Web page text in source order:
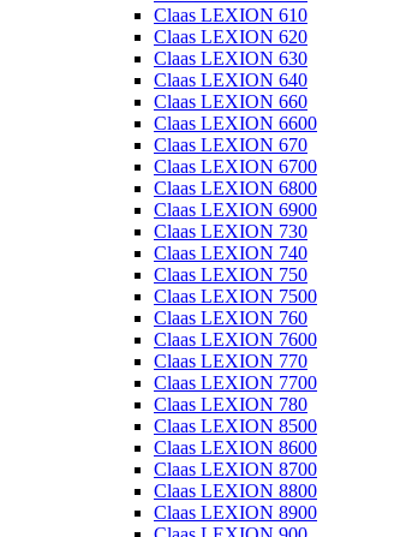
Claas LEXION 610
Claas LEXION 620
Claas LEXION 630
Claas LEXION 640
Claas LEXION 660
Claas LEXION 6600
Claas LEXION 670
Claas LEXION 6700
Claas LEXION 6800
Claas LEXION 6900
Claas LEXION 730
Claas LEXION 740
Claas LEXION 750
Claas LEXION 7500
Claas LEXION 760
Claas LEXION 7600
Claas LEXION 770
Claas LEXION 7700
Claas LEXION 780
Claas LEXION 8500
Claas LEXION 8600
Claas LEXION 8700
Claas LEXION 8800
Claas LEXION 8900